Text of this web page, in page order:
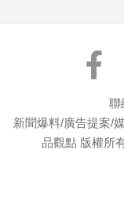
遊
聯
新聞爆料/廣告提案/
品觀點 版權所